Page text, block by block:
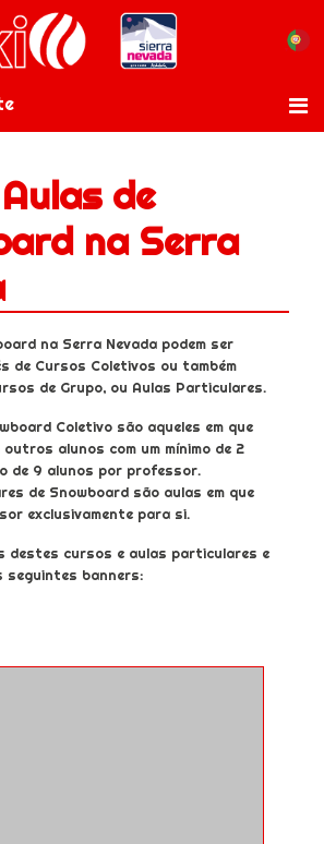
de
na Serra
na Serra Nevada podem ser
de Cursos Coletivos ou também
de Grupo, ou Aulas Particulares.
Coletivo são aqueles em que
alunos com um mínimo de 2
de 9 alunos por professor.
de Snowboard são aulas em que
exclusivamente para si.
destes cursos e aulas particulares e
seguintes banners: